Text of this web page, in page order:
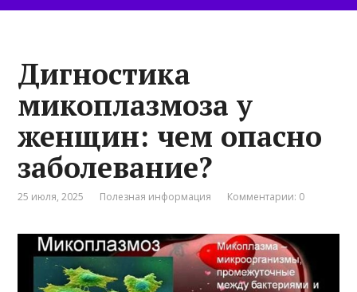
Дигностика
микоплазмоза у
женщин: чем опасно
заболевание?
25 июля, 2025 Полезная информация Комментарии: 0